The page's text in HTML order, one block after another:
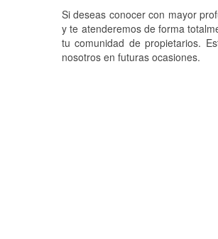
Si deseas conocer con mayor
y te atenderemos de forma
tu comunidad de propietarios.
nosotros en futuras ocasiones.